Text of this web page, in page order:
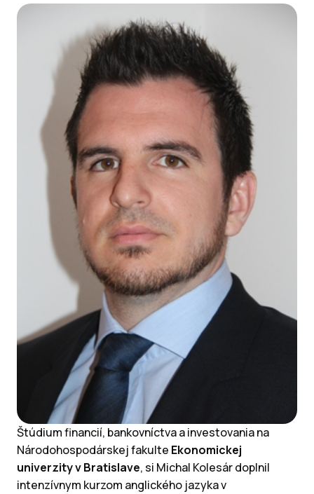
Štúdium financií, bankovníctva a investovania na
Národohospodárskej fakulte Ekonomickej
univerzity v Bratislave, si Michal Kolesár doplnil
intenzívnym kurzom anglického jazyka v